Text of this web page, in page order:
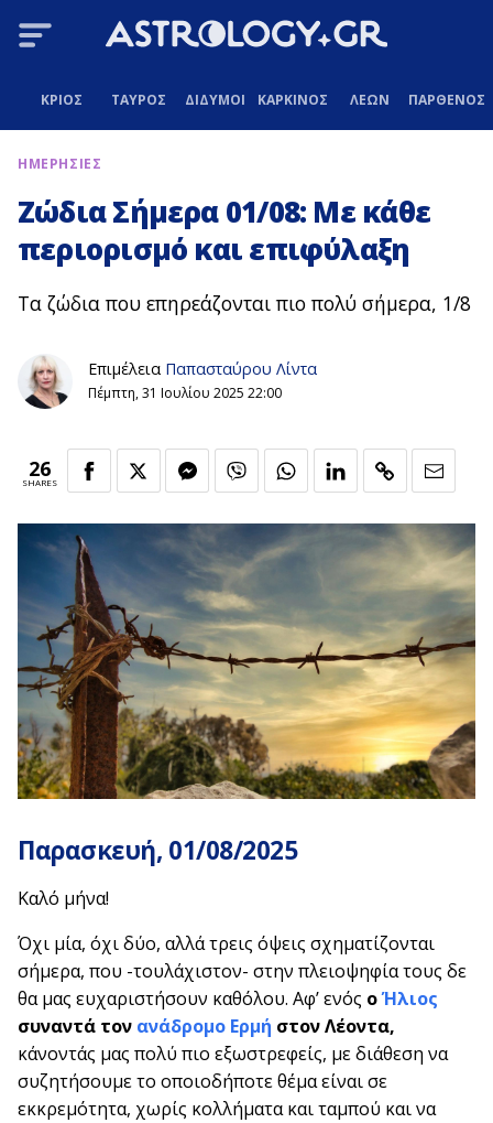
ΚΡΙΟΣ ΤΑΥΡΟΣ ΔΙΔΥΜΟΙ ΚΑΡΚΙΝΟΣ ΛΕΩΝ ΠΑΡΘΕΝΟΣ
ΗΜΕΡΗΣΙΕΣ
Ζώδια Σήμερα 01/08: Με κάθε
περιορισμό και επιφύλαξη
Τα ζώδια που επηρεάζονται πιο πολύ σήμερα, 1/8
Επιμέλεια Παπασταύρου Λίντα
Πέμπτη, 31 Ιουλίου 2025 22:00
26
SHARES
Παρασκευή, 01/08/2025
Καλό μήνα!
Όχι μία, όχι δύο, αλλά τρεις όψεις σχηματίζονται
σήμερα, που -τουλάχιστον- στην πλειοψηφία τους δε
θα μας ευχαριστήσουν καθόλου. Αφ’ ενός οΉλιος
συναντά τον ανάδρομο Ερμή στον Λέοντα,
κάνοντάς μας πολύ πιο εξωστρεφείς, με διάθεση να
συζητήσουμε το οποιοδήποτε θέμα είναι σε
εκκρεμότητα, χωρίς κολλήματα και ταμπού και να